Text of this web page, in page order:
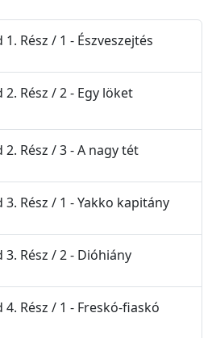
Rész / 1 - Észveszejtés
2. Rész / 2 - Egy löket
2. Rész / 3 - A nagy tét
3. Rész / 1 - Yakko kapitány
3. Rész / 2 - Dióhiány
4. Rész / 1 - Freskó-fiaskó